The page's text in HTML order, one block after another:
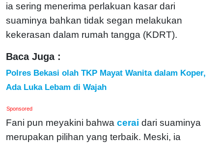
ia sering menerima perlakuan kasar dari
suaminya bahkan tidak segan melakukan
kekerasan dalam rumah tangga (KDRT).
Baca Juga :
Polres Bekasi olah TKP Mayat Wanita dalam Koper,
Ada Luka Lebam di Wajah
Sponsored
Fani pun meyakini bahwa cerai dari suaminya
merupakan pilihan yang terbaik. Meski, ia